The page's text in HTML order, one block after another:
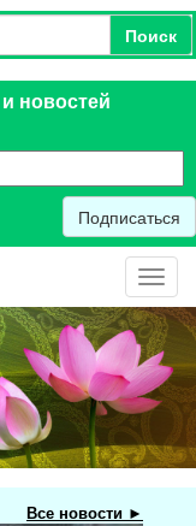
Поиск
новостей
Подписаться
Все новости ►